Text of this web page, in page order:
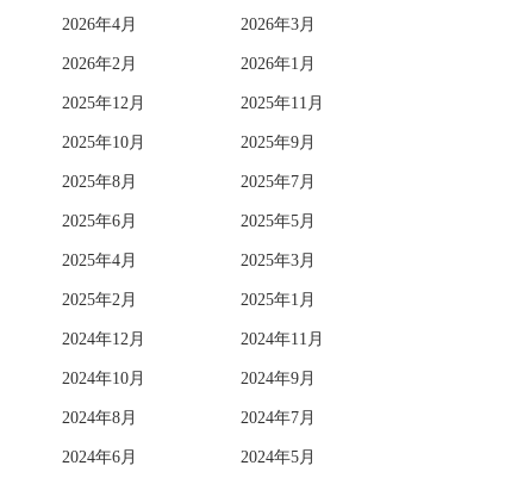
2026年4月 2026年3月
2026年2月 2026年1月
2025年12月 2025年11月
2025年10月 2025年9月
2025年8月 2025年7月
2025年6月 2025年5月
2025年4月 2025年3月
2025年2月 2025年1月
2024年12月 2024年11月
2024年10月 2024年9月
2024年8月 2024年7月
2024年6月 2024年5月